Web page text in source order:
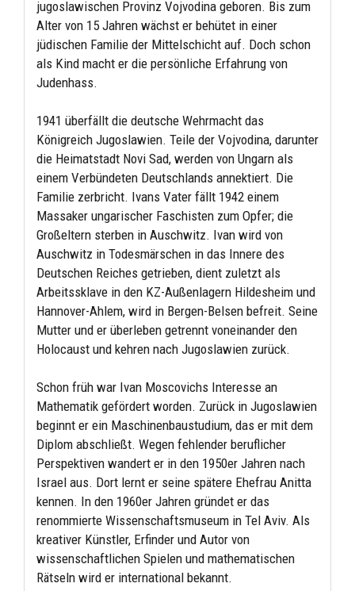
jugoslawischen Provinz Vojvodina geboren. Bis zum
Alter von 15 Jahren wächst er behütet in einer
jüdischen Familie der Mittelschicht auf. Doch schon
als Kind macht er die persönliche Erfahrung von
Judenhass.
1941 überfällt die deutsche Wehrmacht das
Königreich Jugoslawien. Teile der Vojvodina, darunter
die Heimatstadt Novi Sad, werden von Ungarn als
einem Verbündeten Deutschlands annektiert. Die
Familie zerbricht. Ivans Vater fällt 1942 einem
Massaker ungarischer Faschisten zum Opfer; die
Großeltern sterben in Auschwitz. Ivan wird von
Auschwitz in Todesmärschen in das Innere des
Deutschen Reiches getrieben, dient zuletzt als
Arbeitssklave in den KZ-Außenlagern Hildesheim und
Hannover-Ahlem, wird in Bergen-Belsen befreit. Seine
Mutter und er überleben getrennt voneinander den
Holocaust und kehren nach Jugoslawien zurück.
Schon früh war Ivan Moscovichs Interesse an
Mathematik gefördert worden. Zurück in Jugoslawien
beginnt er ein Maschinenbaustudium, das er mit dem
Diplom abschließt. Wegen fehlender beruflicher
Perspektiven wandert er in den 1950er Jahren nach
Israel aus. Dort lernt er seine spätere Ehefrau Anitta
kennen. In den 1960er Jahren gründet er das
renommierte Wissenschaftsmuseum in Tel Aviv. Als
kreativer Künstler, Erfinder und Autor von
wissenschaftlichen Spielen und mathematischen
Rätseln wird er international bekannt.